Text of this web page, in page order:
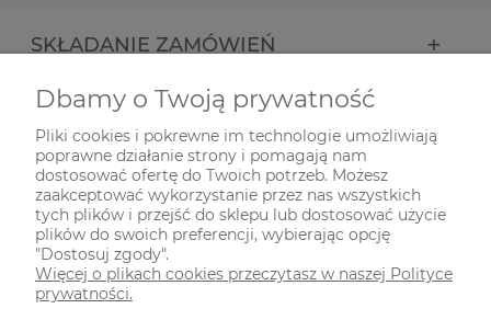
SKŁADANIE ZAMÓWIEŃ
INFORMACJE
ODWIEDŹ NAS NA
Dbamy o Twoją prywatność
Pliki cookies i pokrewne im technologie umożliwiają
poprawne działanie strony i pomagają nam
dostosować ofertę do Twoich potrzeb. Możesz
zaakceptować wykorzystanie przez nas wszystkich
tych plików i przejść do sklepu lub dostosować użycie
plików do swoich preferencji, wybierając opcję
"Dostosuj zgody".
Więcej o plikach cookies przeczytasz w naszej Polityce
prywatności.